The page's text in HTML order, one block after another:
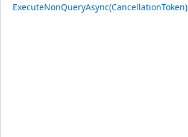
ExecuteNonQueryAsync(CancellationToken)